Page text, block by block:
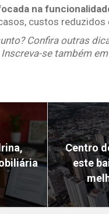
na
custos reduzidos
Confira outras
Inscreva-se também
Centro
este